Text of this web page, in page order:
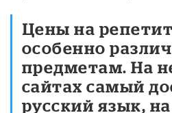
Цены на
особенно
предметам. На
сайтах самый
русский язык,